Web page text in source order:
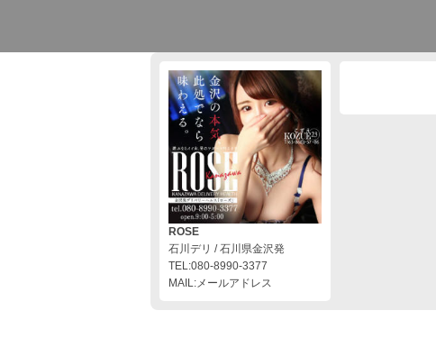
ROSE
石川デリ / 石川県金沢発
TEL:080-8990-3377
MAIL:メールアドレス